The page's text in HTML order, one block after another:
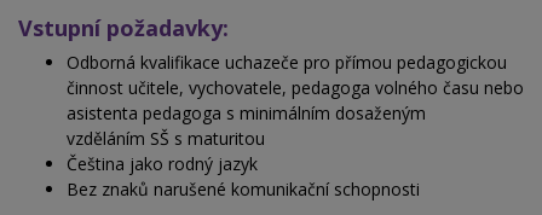
Vstupní požadavky:
Odborná kvalifikace uchazeče pro přímou pedagogickou
činnost učitele, vychovatele, pedagoga volného času nebo
asistenta pedagoga s minimálním dosaženým
vzděláním SŠ s maturitou
Čeština jako rodný jazyk
Bez znaků narušené komunikační schopnosti